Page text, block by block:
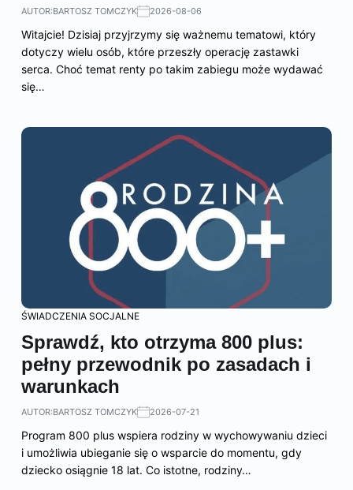
AUTOR:BARTOSZ TOMCZYK 2026-08-06
Witajcie! Dzisiaj przyjrzymy się ważnemu tematowi, który
dotyczy wielu osób, które przeszły operację zastawki
serca. Choć temat renty po takim zabiegu może wydawać
się…
ŚWIADCZENIA SOCJALNE
Sprawdź, kto otrzyma 800 plus:
pełny przewodnik po zasadach i
warunkach
AUTOR:BARTOSZ TOMCZYK 2026-07-21
Program 800 plus wspiera rodziny w wychowywaniu dzieci
i umożliwia ubieganie się o wsparcie do momentu, gdy
dziecko osiągnie 18 lat. Co istotne, rodziny…